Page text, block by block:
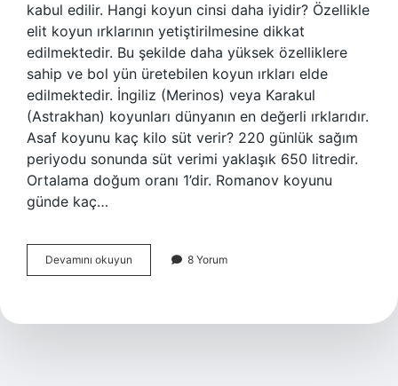
kabul edilir. Hangi koyun cinsi daha iyidir? Özellikle
elit koyun ırklarının yetiştirilmesine dikkat
edilmektedir. Bu şekilde daha yüksek özelliklere
sahip ve bol yün üretebilen koyun ırkları elde
edilmektedir. İngiliz (Merinos) veya Karakul
(Astrakhan) koyunları dünyanın en değerli ırklarıdır.
Asaf koyunu kaç kilo süt verir? 220 günlük sağım
periyodu sonunda süt verimi yaklaşık 650 litredir.
Ortalama doğum oranı 1’dir. Romanov koyunu
günde kaç…
Devamını okuyun
Iyi
Hangisi
8 Yorum